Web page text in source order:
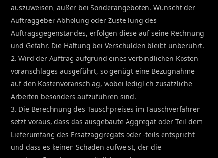
auszuweisen, außer bei Sonderangeboten. Wünscht der
Auftraggeber Abholung oder Zustellung des
Auftragsgegenstandes, erfolgen diese auf seine Rechnung
und Gefahr. Die Haftung bei Verschulden bleibt unberührt.
2. Wird der Auftrag aufgrund eines verbindlichen Kosten-
voranschlages ausgeführt, so genügt eine Bezugnahme
auf den Kostenvoranschlag, wobei lediglich zusätzliche
Arbeiten besonders aufzuführen sind.
3. Die Berechnung des Tauschpreises im Tauschverfahren
setzt voraus, dass das ausgebaute Aggregat oder Teil dem
Lieferumfang des Ersatzaggregats oder -teils entspricht
und dass es keinen Schaden aufweist, der die